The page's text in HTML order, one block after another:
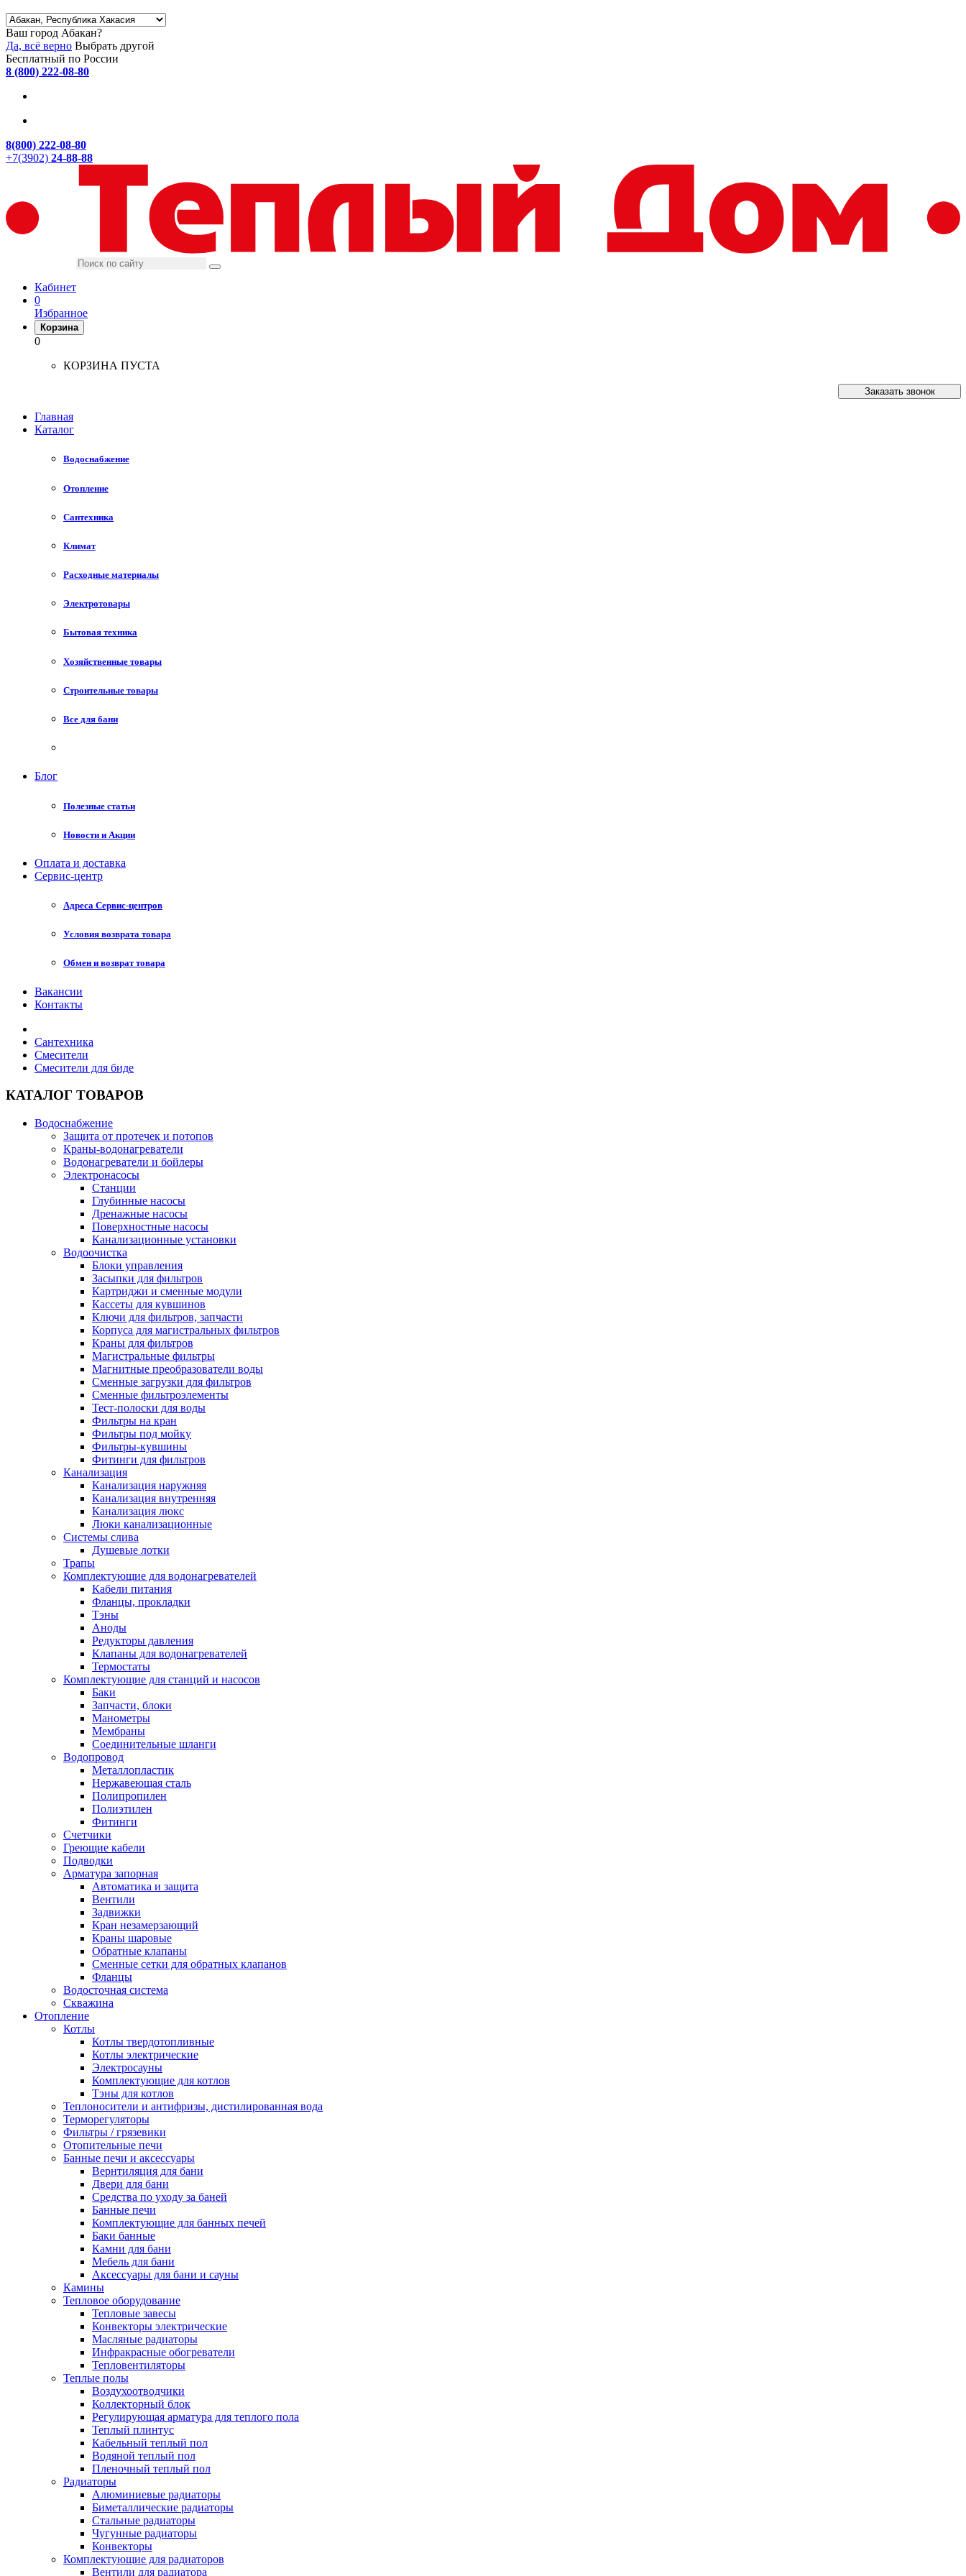
Ваш город Абакан?
Да, всё верно Выбрать другой
Бесплатный по России
8 (800) 222-08-80
8(800) 222-08-80
+7(3902) 24-88-88
Кабинет
0
Избранное
Корзина
0
КОРЗИНА ПУСТА
Заказать звонок
Главная
Каталог
Водоснабжение
Отопление
Сантехника
Климат
Расходные материалы
Электротовары
Бытовая техника
Хозяйственные товары
Строительные товары
Все для бани
Блог
Полезные статьи
Новости и Акции
Оплата и доставка
Сервис-центр
Адреса Сервис-центров
Условия возврата товара
Обмен и возврат товара
Вакансии
Контакты
Сантехника
Смесители
Смесители для биде
КАТАЛОГ ТОВАРОВ
Водоснабжение
Защита от протечек и потопов
Краны-водонагреватели
Водонагреватели и бойлеры
Электронасосы
Станции
Глубинные насосы
Дренажные насосы
Поверхностные насосы
Канализационные установки
Водоочистка
Блоки управления
Засыпки для фильтров
Картриджи и сменные модули
Кассеты для кувшинов
Ключи для фильтров, запчасти
Корпуса для магистральных фильтров
Краны для фильтров
Магистральные фильтры
Магнитные преобразователи воды
Сменные загрузки для фильтров
Сменные фильтроэлементы
Тест-полоски для воды
Фильтры на кран
Фильтры под мойку
Фильтры-кувшины
Фитинги для фильтров
Канализация
Канализация наружняя
Канализация внутренняя
Канализация люкс
Люки канализационные
Системы слива
Душевые лотки
Трапы
Комплектующие для водонагревателей
Кабели питания
Фланцы, прокладки
Тэны
Аноды
Редукторы давления
Клапаны для водонагревателей
Термостаты
Комплектующие для станций и насосов
Баки
Запчасти, блоки
Манометры
Мембраны
Соединительные шланги
Водопровод
Металлопластик
Нержавеющая сталь
Полипропилен
Полиэтилен
Фитинги
Счетчики
Греющие кабели
Подводки
Арматура запорная
Автоматика и защита
Вентили
Задвижки
Кран незамерзающий
Краны шаровые
Обратные клапаны
Сменные сетки для обратных клапанов
Фланцы
Водосточная система
Скважина
Отопление
Котлы
Котлы твердотопливные
Котлы электрические
Электросауны
Комплектующие для котлов
Тэны для котлов
Теплоносители и антифризы, дистилированная вода
Терморегуляторы
Фильтры / грязевики
Отопительные печи
Банные печи и аксессуары
Вернтиляция для бани
Двери для бани
Средства по уходу за баней
Банные печи
Комплектующие для банных печей
Баки банные
Камни для бани
Мебель для бани
Аксессуары для бани и сауны
Камины
Тепловое оборудование
Тепловые завесы
Конвекторы электрические
Масляные радиаторы
Инфракрасные обогреватели
Тепловентиляторы
Теплые полы
Воздухоотводчики
Коллекторный блок
Регулирующая арматура для теплого пола
Теплый плинтус
Кабельный теплый пол
Водяной теплый пол
Пленочный теплый пол
Радиаторы
Алюминиевые радиаторы
Биметаллические радиаторы
Стальные радиаторы
Чугунные радиаторы
Конвекторы
Комплектующие для радиаторов
Вентили для радиатора